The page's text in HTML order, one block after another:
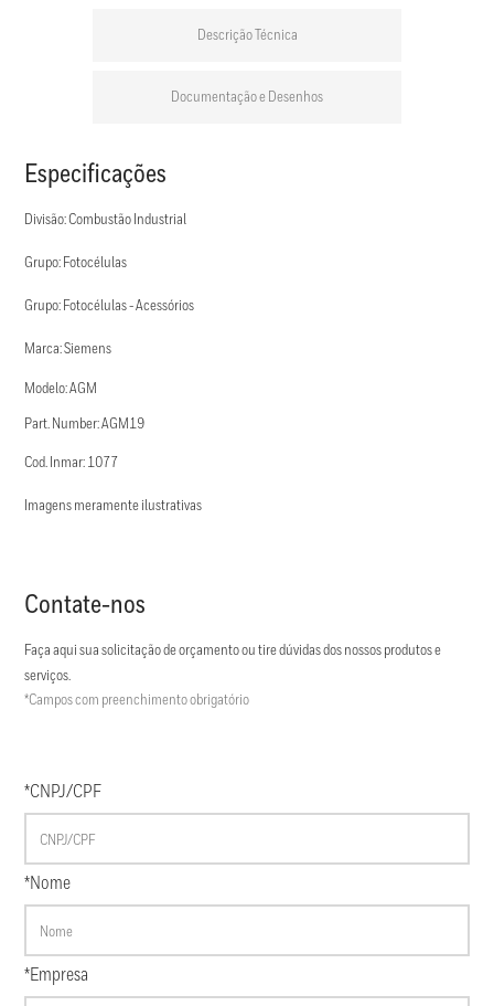
Descrição Técnica
Documentação e Desenhos
Especificações
Divisão: Combustão Industrial
Grupo: Fotocélulas
Grupo: Fotocélulas - Acessórios
Marca: Siemens
Modelo: AGM
Part. Number: AGM19
Cod. Inmar: 1077
Imagens meramente ilustrativas
Contate-nos
Faça aqui sua solicitação de orçamento ou tire dúvidas dos nossos produtos e
serviços.
*Campos com preenchimento obrigatório
*CNPJ/CPF
*Nome
*Empresa